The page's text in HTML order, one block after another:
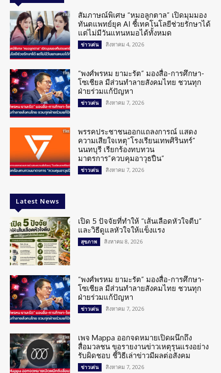
สัมภาษณ์พิเศษ “หมอลูกตาล” เปิดมุมมอง
ทันตแพทย์ยุค AI ชี้เทคโนโลยีช่วยรักษาได้
แต่ไม่มีวันแทนหมอได้ทั้งหมด
ข่าวเด่น สิงหาคม 4, 2026
“พงศ์พรหม ยามะรัต” มองสื่อ-การศึกษา-
โซเชียล มีส่วนทำลายสังคมไทย ชวนทุก
ฝ่ายร่วมแก้ปัญหา
ข่าวเด่น สิงหาคม 7, 2026
พรรคประชาชนออกแถลงการณ์ แสดง
ความเสียใจเหตุ”โรงเรียนเทพศิรินทร์”
นนทบุรี เรียกร้องทบทวน
มาตรการ”ควบคุมอาวุธปืน”
ข่าวเด่น สิงหาคม 7, 2026
Latest News
เปิด 5 ปัจจัยที่ทำให้ “เส้นเลือดหัวใจตีบ”
และวิธีดูแลหัวใจให้แข็งแรง
สุขภาพ สิงหาคม 8, 2026
“พงศ์พรหม ยามะรัต” มองสื่อ-การศึกษา-
โซเชียล มีส่วนทำลายสังคมไทย ชวนทุก
ฝ่ายร่วมแก้ปัญหา
ข่าวเด่น สิงหาคม 7, 2026
เพจ Mappa ออกจดหมายเปิดผนึกถึง
สื่อมวลชน ขอรายงานข่าวเหตุรุนแรงอย่าง
รับผิดชอบ ชี้วิธีเล่าข่าวมีผลต่อสังคม
ข่าวเด่น สิงหาคม 7, 2026